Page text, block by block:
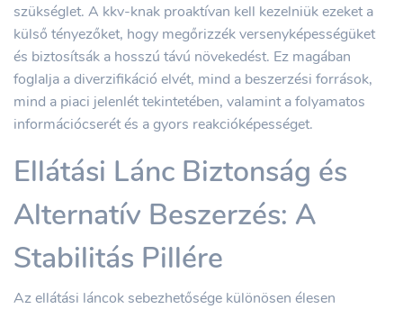
szükséglet. A kkv-knak proaktívan kell kezelniük ezeket a
külső tényezőket, hogy megőrizzék versenyképességüket
és biztosítsák a hosszú távú növekedést. Ez magában
foglalja a diverzifikáció elvét, mind a beszerzési források,
mind a piaci jelenlét tekintetében, valamint a folyamatos
információcserét és a gyors reakcióképességet.
Ellátási Lánc Biztonság és
Alternatív Beszerzés: A
Stabilitás Pillére
Az ellátási láncok sebezhetősége különösen élesen